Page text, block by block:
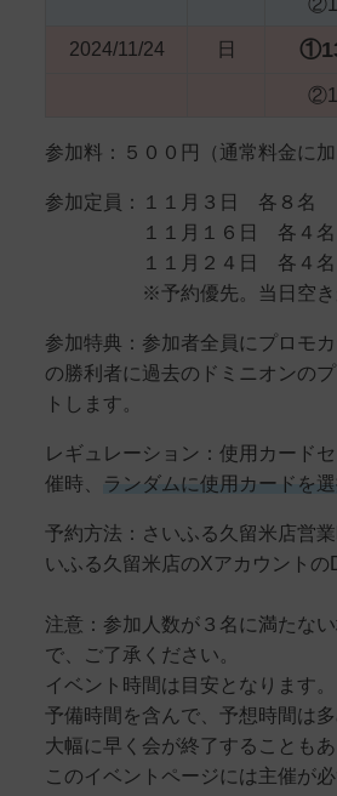
2024/11/24 日
参加料：５００円（通常料金に
参加定員：１１月３日 各８名
１１月１６日 各４名
１１月２４日 各４名
※予約優先。当日空きがあ
参加特典：参加者全員にプロモ
の勝利者に過去のドミニオンの
トします。
レギュレーション：使用カードセ
催時、
ランダムに使用カードを選
予約方法：さいふる久留米店営
いふる久留米店のXアカウントの
注意：参加人数が３名に満たな
で、ご了承ください。
イベント時間は目安となります
予備時間を含んで、予想時間は
大幅に早く会が終了することもあ
このイベントページには主催が